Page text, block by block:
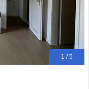
1 / 5